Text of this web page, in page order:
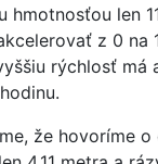
hmotnosťou len
z 0 na
rýchlosť má
že hovoríme